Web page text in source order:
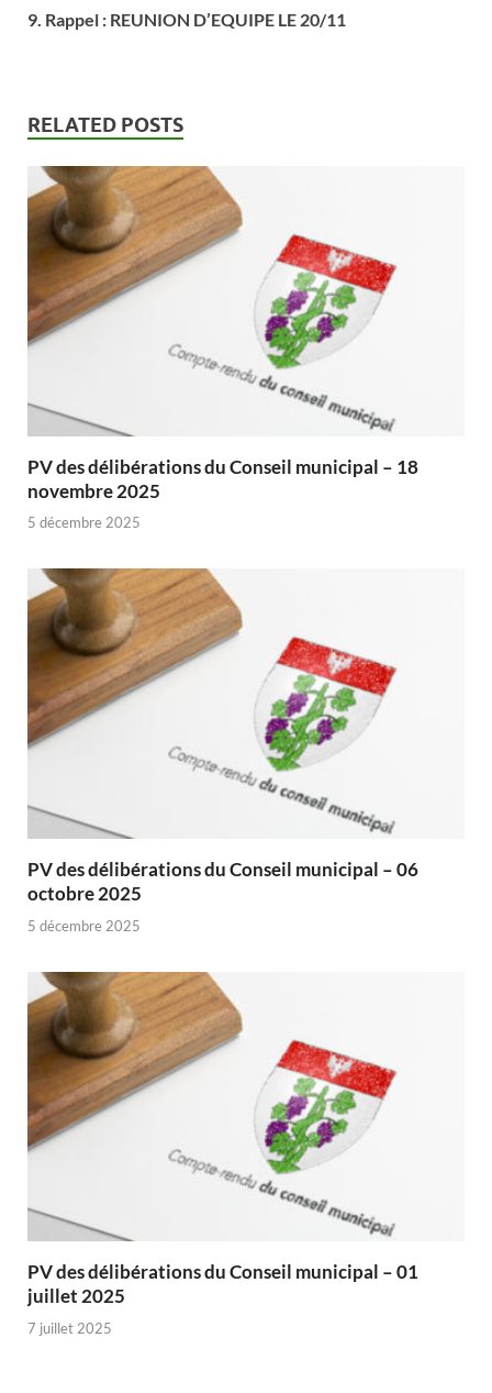
9. Rappel : REUNION D’EQUIPE LE 20/11
RELATED POSTS
PV des délibérations du Conseil municipal – 18
novembre 2025
5 décembre 2025
PV des délibérations du Conseil municipal – 06
octobre 2025
5 décembre 2025
PV des délibérations du Conseil municipal – 01
juillet 2025
7 juillet 2025